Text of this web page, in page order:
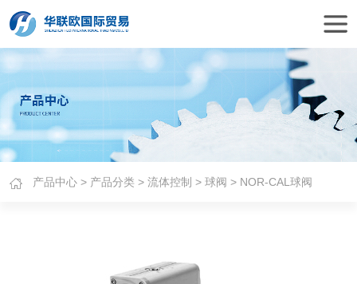
产品中心 > 产品分类 >流体控制 >球阀 > NOR-CAL球阀